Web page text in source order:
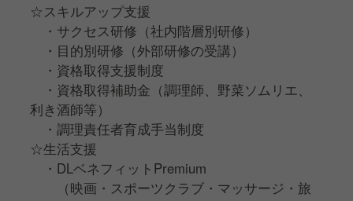
☆スキルアップ支援
・サクセス研修（社内階層別研修）
・目的別研修（外部研修の受講）
・資格取得支援制度
・資格取得補助金（調理師、野菜ソムリエ、
利き酒師等）
・調理責任者育成手当制度
☆生活支援
・DLベネフィットPremium
（映画・スポーツクラブ・マッサージ・旅